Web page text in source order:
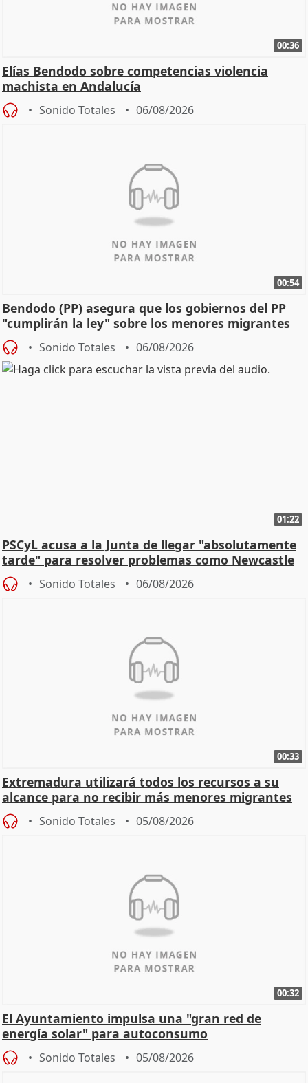
00:36
Elías Bendodo sobre competencias violencia
machista en Andalucía
Sonido Totales 06/08/2026
00:54
Bendodo (PP) asegura que los gobiernos del PP
"cumplirán la ley" sobre los menores migrantes
Sonido Totales 06/08/2026
01:22
PSCyL acusa a la Junta de llegar "absolutamente
tarde" para resolver problemas como Newcastle
Sonido Totales 06/08/2026
00:33
Extremadura utilizará todos los recursos a su
alcance para no recibir más menores migrantes
Sonido Totales 05/08/2026
00:32
El Ayuntamiento impulsa una "gran red de
energía solar" para autoconsumo
Sonido Totales 05/08/2026